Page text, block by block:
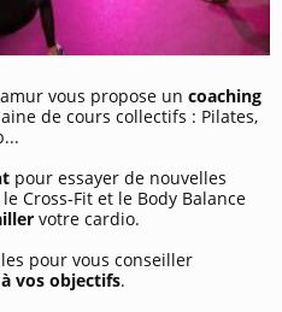
vous propose un coaching
de cours collectifs : Pilates,
pour essayer de nouvelles
Cross-Fit et le Body Balance
votre cardio.
pour vous conseiller
vos objectifs.